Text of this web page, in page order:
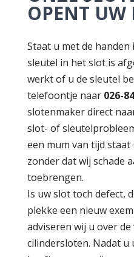
OPENT UW
Staat u met de
sleutel in het slot is
werkt of u de sleutel
telefoontje naar 026-
slotenmaker direct
slot- of
een mum van tijd
zonder dat wij schade
toebrengen.
Is uw slot toch defect,
plekke een nieuw
adviseren wij u over
cilindersloten. Nadat u